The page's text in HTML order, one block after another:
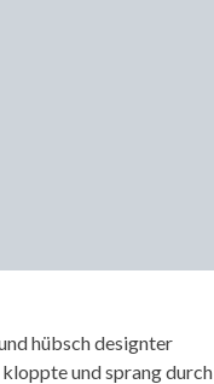
hübsch designter
und sprang durch